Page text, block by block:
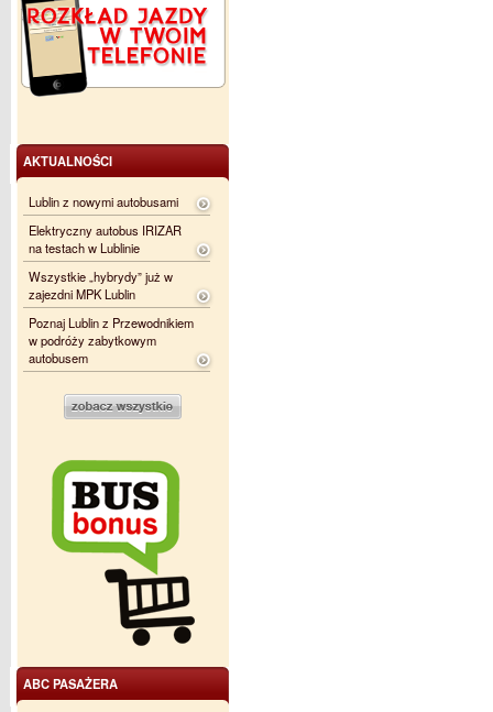
AKTUALNOŚCI
Lublin z nowymi autobusami
Elektryczny autobus IRIZAR
na testach w Lublinie
Wszystkie „hybrydy” już w
zajezdni MPK Lublin
Poznaj Lublin z Przewodnikiem
w podróży zabytkowym
autobusem
ABC PASAŻERA